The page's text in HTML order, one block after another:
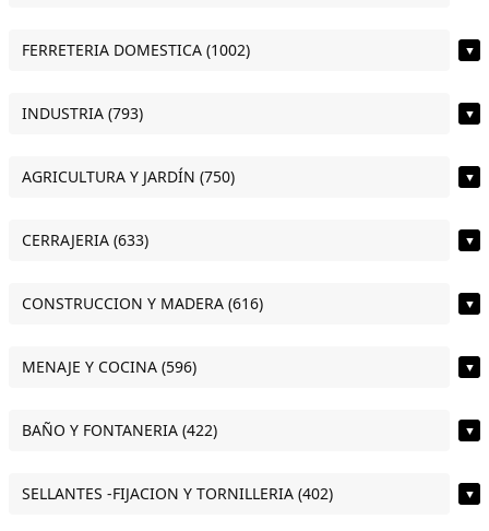
FERRETERIA DOMESTICA (1002) ▼
INDUSTRIA (793) ▼
AGRICULTURA Y JARDÍN (750) ▼
CERRAJERIA (633) ▼
CONSTRUCCION Y MADERA (616) ▼
MENAJE Y COCINA (596) ▼
BAÑO Y FONTANERIA (422) ▼
SELLANTES -FIJACION Y TORNILLERIA (402) ▼